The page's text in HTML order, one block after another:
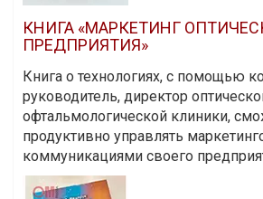
КНИГА «МАРКЕТИНГ
ПРЕДПРИЯТИЯ»
Книга о технологиях, с помощью
руководитель, директор
офтальмологической клиники,
продуктивно управлять
коммуникациями своего